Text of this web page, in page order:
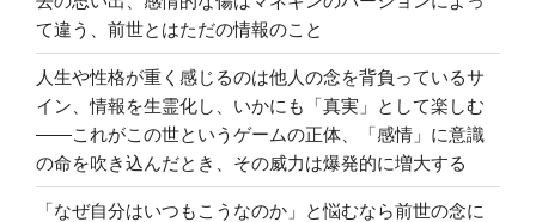
て違う、前世とはただの情報のこと
人生や性格が重く感じるのは他人の念を背負っているサ
イン、情報を生霊化し、いかにも「真実」として楽しむ
――これがこの世というゲームの正体、「感情」に意識
の命を吹き込んだとき、その威力は爆発的に増大する
「なぜ自分はいつもこうなのか」と悩むなら前世の念に